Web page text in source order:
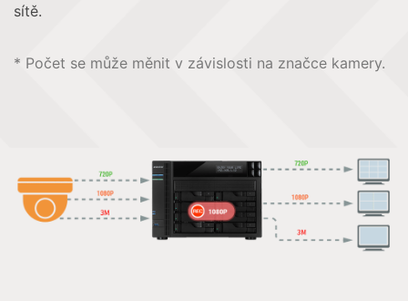
sítě.
* Počet se může měnit v závislosti na značce kamery.